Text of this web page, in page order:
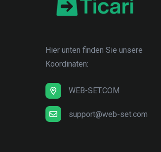
Hier unten finden Sie unsere
Koordinaten:
WEB-SET.COM
support@web-set.com